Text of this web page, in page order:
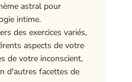
astral pour
intime.
des exercices variés,
aspects de votre
de votre inconscient,
d'autres facettes de